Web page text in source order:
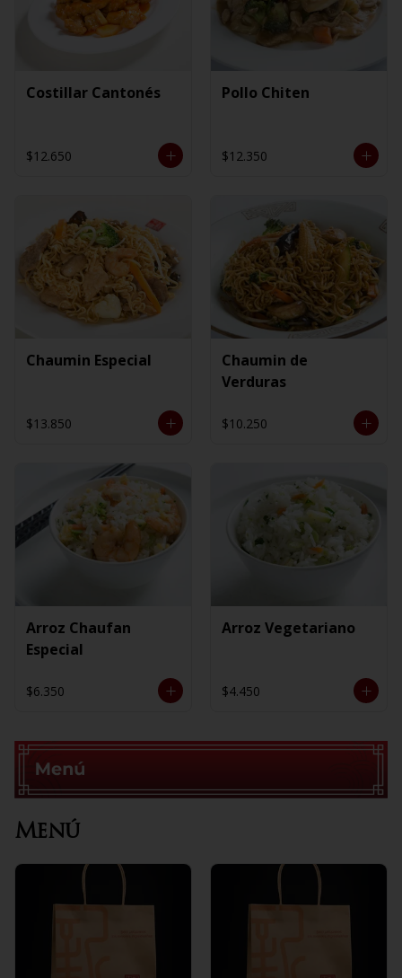
Costillar Cantonés
$12.650
Pollo Chiten
$12.350
Chaumin Especial
$13.850
Chaumin de
Verduras
$10.250
Arroz Chaufan
Especial
$6.350
Arroz Vegetariano
$4.450
Menú